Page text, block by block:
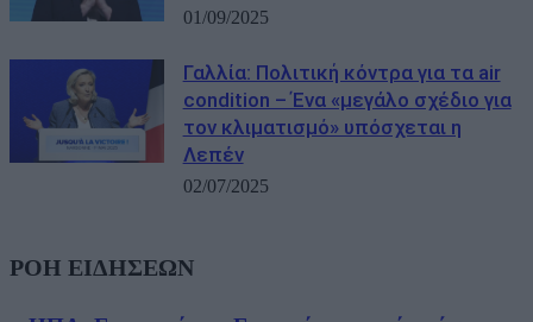
01/09/2025
Γαλλία: Πολιτική κόντρα για τα air
condition – Ένα «μεγάλο σχέδιο για
τον κλιματισμό» υπόσχεται η
Λεπέν
02/07/2025
ΡΟΗ ΕΙΔΗΣΕΩΝ